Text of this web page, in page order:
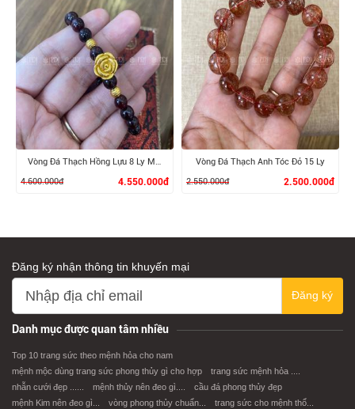
XEM CHI TIẾT XEM CHI TIẾT
XEM CHI TIẾT
Vòng Đá Thạch Hồng Lựu 8 Ly Mix Charm Hoa Hồng, Bi vàng 24K
4.600.000đ
4.550.000đ
XEM CHI TIẾT
Vòng Đá Thạch Anh Tóc Đỏ 15 Ly
2.550.000đ
2.500.000đ
Đăng ký nhận thông tin khuyến mại
Đăng ký
Danh mục được quan tâm nhiều
Top 10 trang sức theo mệnh hỏa cho nam
mệnh mộc dùng trang sức phong thủy gì cho hợp
trang sức mệnh hỏa ....
nhẫn cưới đẹp ......
mệnh thủy nên đeo gì....
cầu đá phong thủy đẹp
mệnh Kim nên đeo gì...
vòng phong thủy chuẩn... trang sức cho mệnh thổ...